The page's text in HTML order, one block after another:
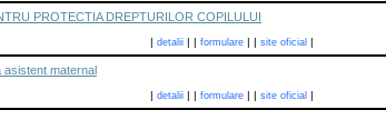
PROTECTIA DREPTURILOR COPILULUI
| detalii| | formulare| | site oficial|
asistent maternal
| detalii| | formulare| | site oficial|